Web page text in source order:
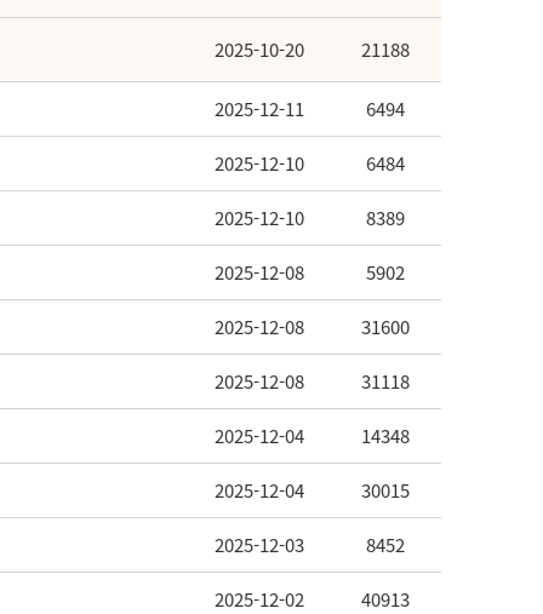
2025-10-20 21188
2025-12-11 6494
2025-12-10 6484
2025-12-10 8389
2025-12-08 5902
2025-12-08 31600
2025-12-08 31118
2025-12-04 14348
2025-12-04 30015
2025-12-03 8452
2025-12-02 40913